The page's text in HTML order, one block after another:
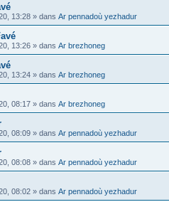
13:28 » dans Ar pennadoù yezhadur
13:26 » dans Ar brezhoneg
13:24 » dans Ar brezhoneg
08:17 » dans Ar brezhoneg
08:09 » dans Ar pennadoù yezhadur
08:08 » dans Ar pennadoù yezhadur
08:02 » dans Ar pennadoù yezhadur